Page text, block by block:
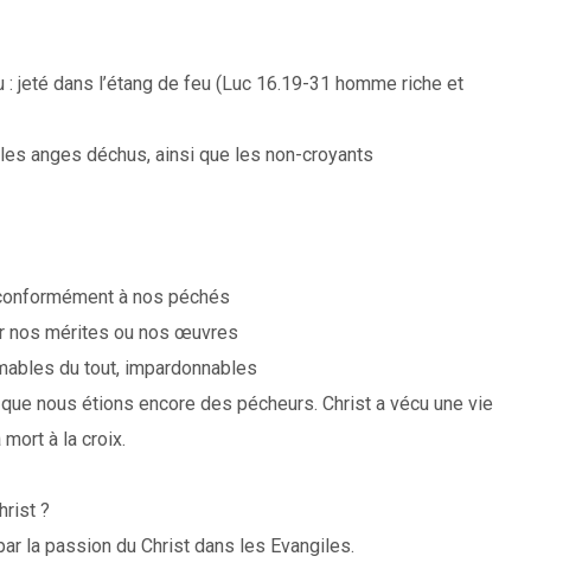
jeté dans l’étang de feu (Luc 16.19-31 homme riche et
anges déchus, ainsi que les non-croyants
à nos péchés
nos mérites ou nos œuvres
du tout, impardonnables
nous étions encore des pécheurs. Christ a vécu une vie
à la croix.
?
la passion du Christ dans les Evangiles.